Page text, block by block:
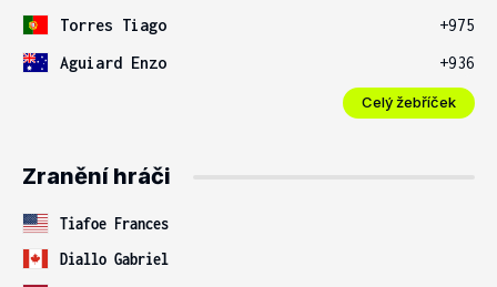
Torres Tiago
+975
Aguiard Enzo
+936
Celý žebříček
Zranění hráči
Tiafoe Frances
Diallo Gabriel